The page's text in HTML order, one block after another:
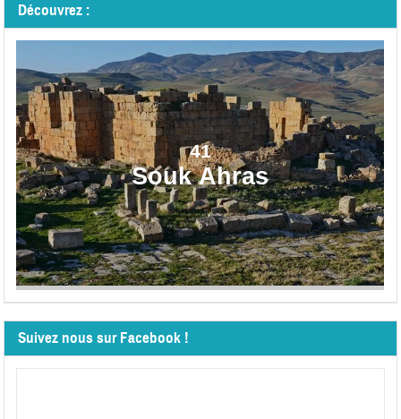
Découvrez :
41
Souk Ahras
Suivez nous sur Facebook !